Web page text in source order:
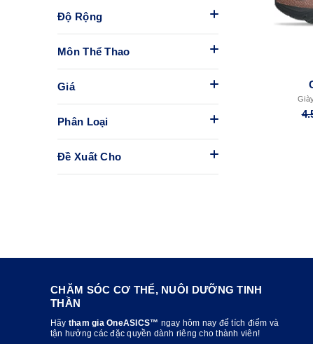
Độ Rộng
Môn Thể Thao
Giá
Phân Loại
Đề Xuất Cho
CHĂM SÓC CƠ THỂ, NUÔI DƯỠNG TINH
THẦN
Hãy tham gia OneASICS™ ngay hôm nay để tích điểm và
tận hưởng các đặc quyền dành riêng cho thành viên!